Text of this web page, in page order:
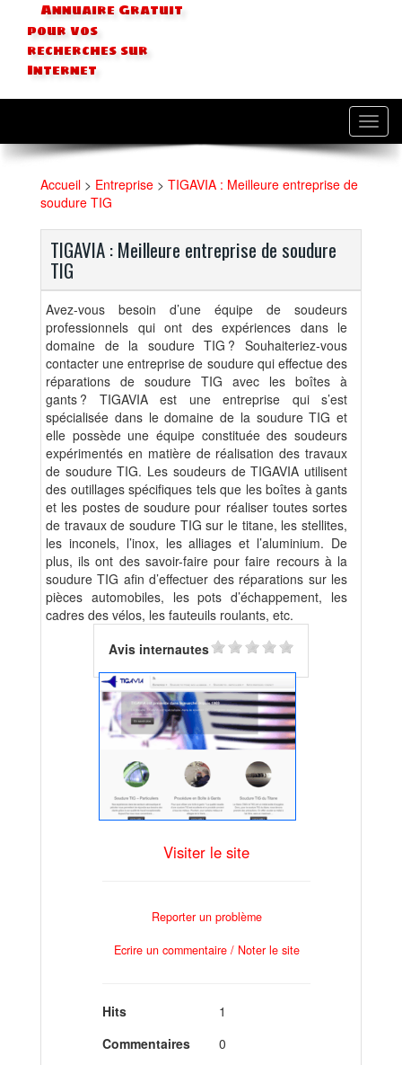
Annuaire Gratuit
pour vos
recherches sur
Internet
Accueil > Entreprise > TIGAVIA : Meilleure entreprise de
soudure TIG
TIGAVIA : Meilleure entreprise de soudure
TIG
Avez-vous besoin d’une équipe de soudeurs
professionnels qui ont des expériences dans le
domaine de la soudure TIG ? Souhaiteriez-vous
contacter une entreprise de soudure qui effectue des
réparations de soudure TIG avec les boîtes à
gants ? TIGAVIA est une entreprise qui s’est
spécialisée dans le domaine de la soudure TIG et
elle possède une équipe constituée des soudeurs
expérimentés en matière de réalisation des travaux
de soudure TIG. Les soudeurs de TIGAVIA utilisent
des outillages spécifiques tels que les boîtes à gants
et les postes de soudure pour réaliser toutes sortes
de travaux de soudure TIG sur le titane, les stellites,
les inconels, l’inox, les alliages et l’aluminium. De
plus, ils ont des savoir-faire pour faire recours à la
soudure TIG afin d’effectuer des réparations sur les
pièces automobiles, les pots d’échappement, les
cadres des vélos, les fauteuils roulants, etc.
Avis internautes
Visiter le site
Reporter un problème
Ecrire un commentaire / Noter le site
Hits
1
Commentaires
0